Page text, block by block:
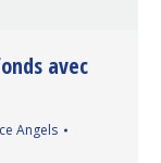
avec
Angels